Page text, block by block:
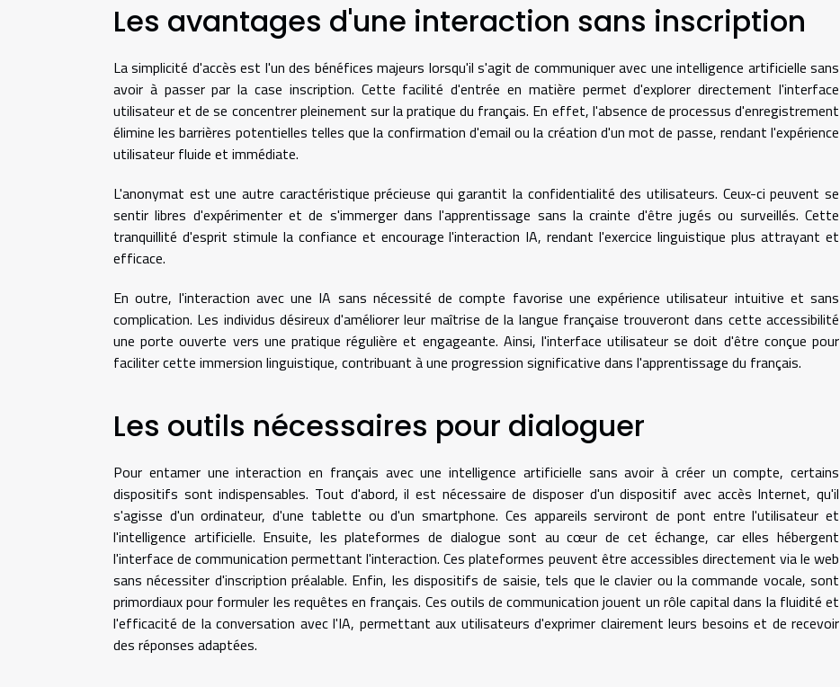
Les avantages d'une interaction sans inscription
La simplicité d'accès est l'un des bénéfices majeurs lorsqu'il s'agit de communiquer avec une intelligence artificielle sans
avoir à passer par la case inscription. Cette facilité d'entrée en matière permet d'explorer directement l'interface
utilisateur et de se concentrer pleinement sur la pratique du français. En effet, l'absence de processus d'enregistrement
élimine les barrières potentielles telles que la confirmation d'email ou la création d'un mot de passe, rendant l'expérience
utilisateur fluide et immédiate.
L'anonymat est une autre caractéristique précieuse qui garantit la confidentialité des utilisateurs. Ceux-ci peuvent se
sentir libres d'expérimenter et de s'immerger dans l'apprentissage sans la crainte d'être jugés ou surveillés. Cette
tranquillité d'esprit stimule la confiance et encourage l'interaction IA, rendant l'exercice linguistique plus attrayant et
efficace.
En outre, l'interaction avec une IA sans nécessité de compte favorise une expérience utilisateur intuitive et sans
complication. Les individus désireux d'améliorer leur maîtrise de la langue française trouveront dans cette accessibilité
une porte ouverte vers une pratique régulière et engageante. Ainsi, l'interface utilisateur se doit d'être conçue pour
faciliter cette immersion linguistique, contribuant à une progression significative dans l'apprentissage du français.
Les outils nécessaires pour dialoguer
Pour entamer une interaction en français avec une intelligence artificielle sans avoir à créer un compte, certains
dispositifs sont indispensables. Tout d'abord, il est nécessaire de disposer d'un dispositif avec accès Internet, qu'il
s'agisse d'un ordinateur, d'une tablette ou d'un smartphone. Ces appareils serviront de pont entre l'utilisateur et
l'intelligence artificielle. Ensuite, les plateformes de dialogue sont au cœur de cet échange, car elles hébergent
l'interface de communication permettant l'interaction. Ces plateformes peuvent être accessibles directement via le web
sans nécessiter d'inscription préalable. Enfin, les dispositifs de saisie, tels que le clavier ou la commande vocale, sont
primordiaux pour formuler les requêtes en français. Ces outils de communication jouent un rôle capital dans la fluidité et
l'efficacité de la conversation avec l'IA, permettant aux utilisateurs d'exprimer clairement leurs besoins et de recevoir
des réponses adaptées.